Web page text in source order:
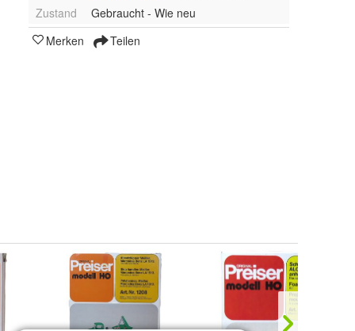
Zustand
Gebraucht - Wie neu
Merken
Teilen